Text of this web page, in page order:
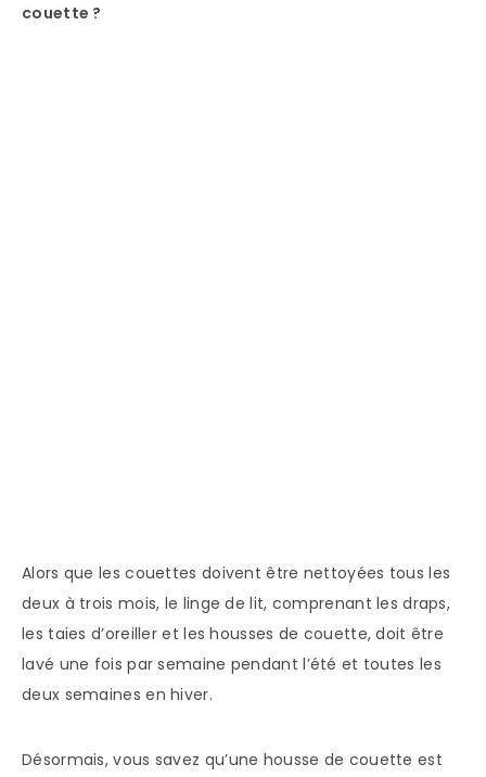
couette ?
Alors que les couettes doivent être nettoyées tous les
deux à trois mois, le linge de lit, comprenant les draps,
les taies d’oreiller et les housses de couette, doit être
lavé une fois par semaine pendant l’été et toutes les
deux semaines en hiver.
Désormais, vous savez qu’une housse de couette est